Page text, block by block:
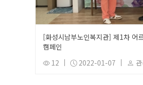
[화성시남부노인복지관] 제1차 어
캠페인
12
| 2022-01-07 |